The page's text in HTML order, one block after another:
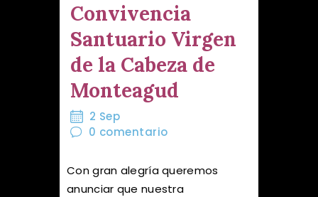
Convivencia
Santuario Virgen
de la Cabeza de
Monteagud
2 Sep
0 comentario
Con gran alegría queremos
anunciar que nuestra